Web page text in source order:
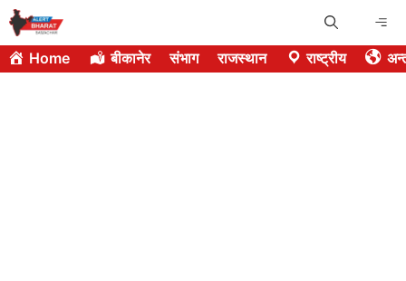
Skip
to
content
Home बीकानेर संभाग राजस्थान राष्ट्रीय